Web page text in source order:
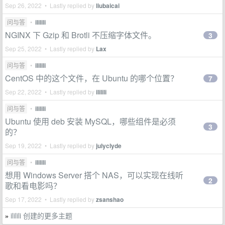
Sep 26, 2022 • Lastly replied byliubaicai
问与答 • ililili
NGINX 下 Gzip 和 Brotli 不压缩字体文件。
Sep 25, 2022 • Lastly replied by Lax
3
问与答 • ililili
CentOS 中的这个文件，在 Ubuntu 的哪个位置？
Sep 22, 2022 • Lastly replied byililili
7
问与答 • ililili
Ubuntu 使用 deb 安装 MySQL，哪些组件是必须
的？
Sep 19, 2022 • Lastly replied by julyclyde
3
问与答 • ililili
想用 Windows Server 搭个 NAS，可以实现在线听
歌和看电影吗？
Sep 17, 2022 • Lastly replied byzsanshao
2
» ililili 创建的更多主题